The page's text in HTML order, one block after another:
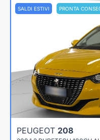
SALDI ESTIVI PRONTA
PEUGEOT 208